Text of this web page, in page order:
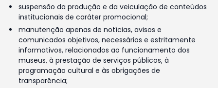
suspensão da produção e da veiculação de conteúdos
institucionais de caráter promocional;
manutenção apenas de notícias, avisos e
comunicados objetivos, necessários e estritamente
informativos, relacionados ao funcionamento dos
museus, à prestação de serviços públicos, à
programação cultural e às obrigações de
transparência;